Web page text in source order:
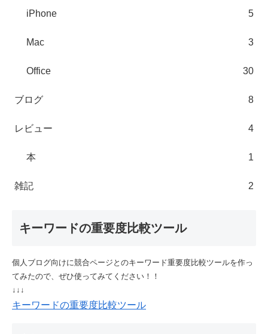
iPhone 5
Mac 3
Office 30
ブログ 8
レビュー 4
本 1
雑記 2
キーワードの重要度比較ツール
個人ブログ向けに競合ページとのキーワード重要度比較ツールを作っ
てみたので、ぜひ使ってみてください！！
↓↓↓
キーワードの重要度比較ツール